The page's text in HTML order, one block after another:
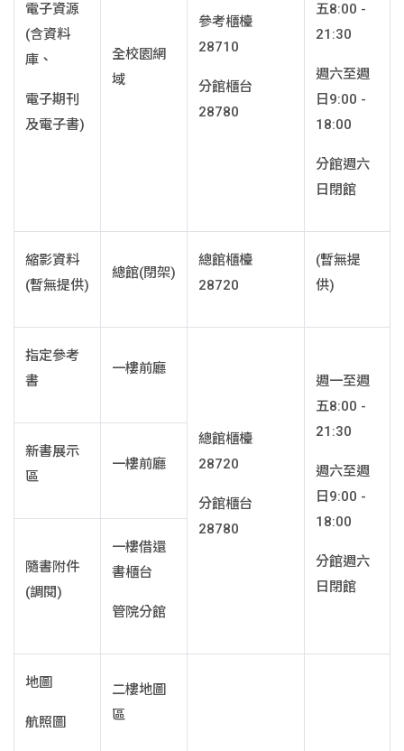
電子資源
(含資料
庫、
電子期刊
及電子書)
全校園網
域
參考櫃檯
28710
分館櫃台
28780
五8:00 -
21:30
週六至週
日9:00 -
18:00
分館週六
日閉館
縮影資料
(暫無提供)
總館(閉架)
總館櫃檯
28720
(暫無提
供)
指定參考
書
一樓前廳
總館櫃檯
28720
分館櫃台
28780
週一至週
五8:00 -
21:30
週六至週
日9:00 -
18:00
分館週六
日閉館
新書展示
區
一樓前廳
隨書附件
(調閱)
一樓借還
書櫃台
管院分館
地圖
航照圖
二樓地圖
區